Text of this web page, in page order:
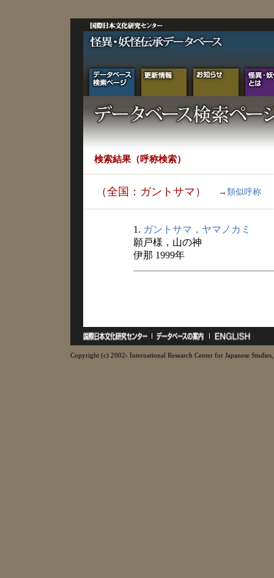
検索結果（呼称検索）
（全国：ガントサマ） → 類似呼称
1. ガントサマ，ヤマノカミ
願戸様，山の神
伊那 1999年
Copyright (c) 2002- International Research Center for Japanese